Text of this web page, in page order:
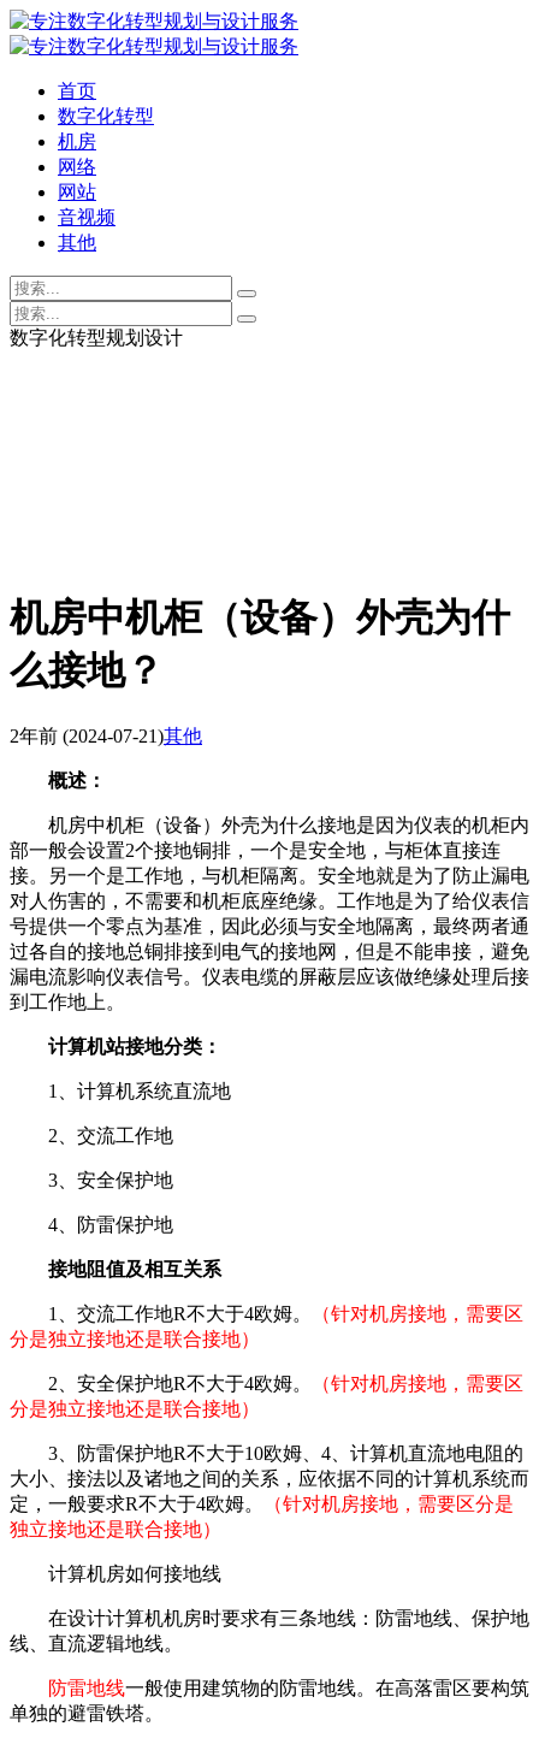
首页
数字化转型
机房
网络
网站
音视频
其他
数字化转型规划设计
机房中机柜（设备）外壳为什
么接地？
2年前 (2024-07-21)其他
概述：
机房中机柜（设备）外壳为什么接地是因为仪表的机柜内
部一般会设置2个接地铜排，一个是安全地，与柜体直接连
接。另一个是工作地，与机柜隔离。安全地就是为了防止漏电
对人伤害的，不需要和机柜底座绝缘。工作地是为了给仪表信
号提供一个零点为基准，因此必须与安全地隔离，最终两者通
过各自的接地总铜排接到电气的接地网，但是不能串接，避免
漏电流影响仪表信号。仪表电缆的屏蔽层应该做绝缘处理后接
到工作地上。
计算机站接地分类：
1、计算机系统直流地
2、交流工作地
3、安全保护地
4、防雷保护地
接地阻值及相互关系
1、交流工作地R不大于4欧姆。
（针对机房接地，需要区
分是独立接地还是联合接地）
2、安全保护地R不大于4欧姆。
（针对机房接地，需要区
分是独立接地还是联合接地）
3、防雷保护地R不大于10欧姆、4、计算机直流地电阻的
大小、接法以及诸地之间的关系，应依据不同的计算机系统而
定，一般要求R不大于4欧姆。
（针对机房接地，需要区分是
独立接地还是联合接地）
计算机房如何接地线
在设计计算机机房时要求有三条地线：防雷地线、保护地
线、直流逻辑地线。
防雷地线一般使用建筑物的防雷地线。在高落雷区要构筑
单独的避雷铁塔。